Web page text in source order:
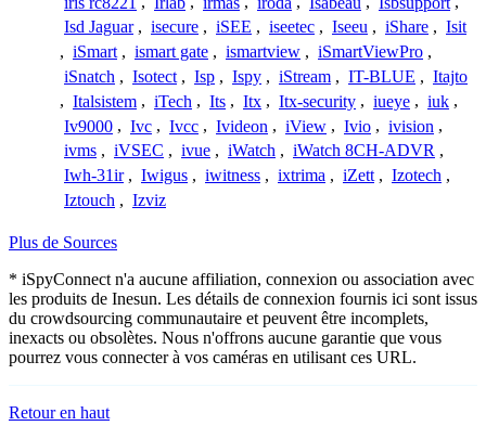
Isd Jaguar , isecure , iSEE , iseetec , Iseeu , iShare , Isit
, iSmart , ismart gate , ismartview , iSmartViewPro ,
iSnatch , Isotect , Isp , Ispy , iStream , IT-BLUE , Itajto
, Italsistem , iTech , Its , Itx , Itx-security , iueye , iuk ,
Iv9000 , Ivc , Ivcc , Ivideon , iView , Ivio , ivision ,
ivms , iVSEC , ivue , iWatch , iWatch 8CH-ADVR ,
Iwh-31ir , Iwigus , iwitness , ixtrima , iZett , Izotech ,
Iztouch , Izviz
Plus de Sources
* iSpyConnect n'a aucune affiliation, connexion ou association avec
les produits de Inesun. Les détails de connexion fournis ici sont issus
du crowdsourcing communautaire et peuvent être incomplets,
inexacts ou obsolètes. Nous n'offrons aucune garantie que vous
pourrez vous connecter à vos caméras en utilisant ces URL.
Retour en haut